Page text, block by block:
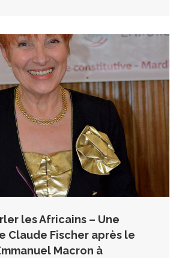
les Africains – Une
Claude Fischer après le
Macron à